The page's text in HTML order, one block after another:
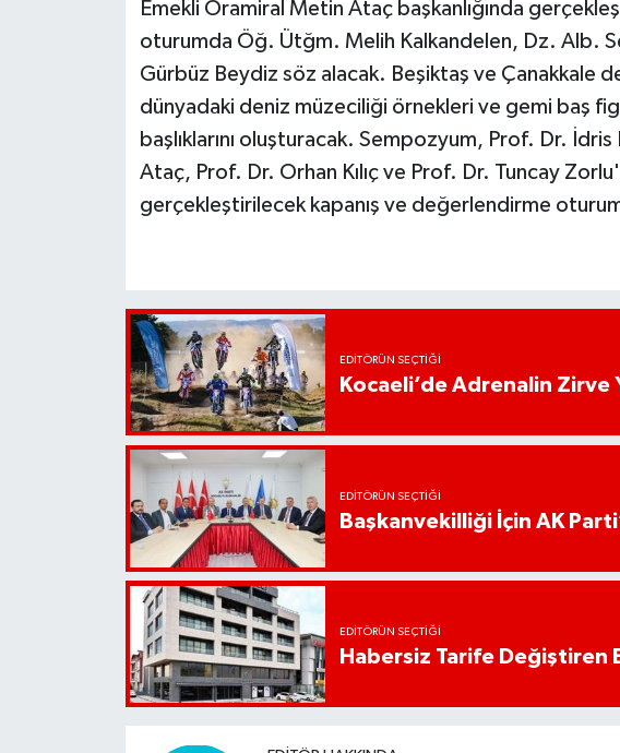
Emekli Oramiral Metin Ataç başkanlığında
oturumda Öğ. Ütğm. Melih Kalkandelen, Dz. Alb.
Gürbüz Beydiz söz alacak. Beşiktaş ve Çanakkale
dünyadaki deniz müzeciliği örnekleri ve gemi baş
başlıklarını oluşturacak. Sempozyum, Prof. Dr.
Ataç, Prof. Dr. Orhan Kılıç ve Prof. Dr. Tuncay
gerçekleştirilecek kapanış ve değerlendirme
EDITÖRÜN SEÇTIĞI
Kocaeli’de Adrenalin Zirve
EDITÖRÜN SEÇTIĞI
Başkanvekilliği İçin AK
EDITÖRÜN SEÇTIĞI
Habersiz Tarife Değiştiren